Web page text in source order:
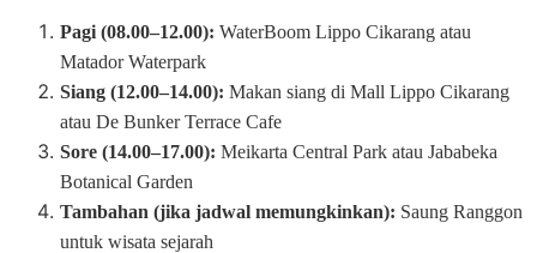
Pagi (08.00–12.00): WaterBoom Lippo Cikarang atau
Matador Waterpark
Siang (12.00–14.00): Makan siang di Mall Lippo Cikarang
atau De Bunker Terrace Cafe
Sore (14.00–17.00): Meikarta Central Park atau Jababeka
Botanical Garden
Tambahan (jika jadwal memungkinkan): Saung Ranggon
untuk wisata sejarah